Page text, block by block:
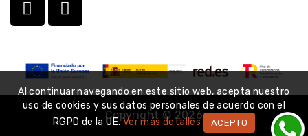
Al continuar navegando en este sitio web, acepta nuestro
uso de cookies y sus datos personales de acuerdo con el
RGPD de la UE. Ver más detalles ACEPTO
Copyright © 2026